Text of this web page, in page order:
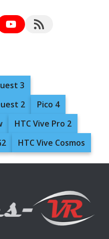
YouTubeRSS Feed
3
2
Pico 4
HTC Vive Pro 2
HTC Vive Cosmos